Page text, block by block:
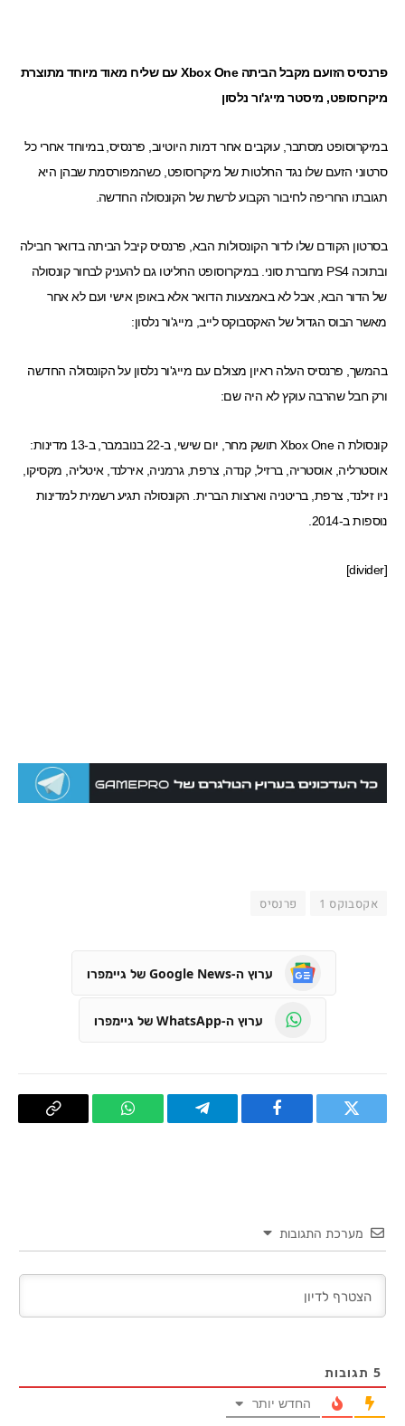
פרנסיס הזועם מקבל הביתה Xbox One עם שליח מאוד מיוחד מתוצרת
מיקרוסופט, מיסטר מייג'ור נלסון
במיקרוסופט מסתבר, עוקבים אחר דמות היוטיוב, פרנסיס, במיוחד אחרי כל
סרטוני הזעם שלו נגד החלטות של מיקרוסופט, כשהמפורסמתשבהן היא
תגובתו החריפה לחיבור הקבוע לרשת של הקונסולה החדשה.
בסרטון הקודם שלו לדור הקונסולות הבא, פרנסיס קיבל הביתה בדואר חבילה
ובתוכה PS4 מחברת סוני. במיקרוסופט החליטו גם להעניק לבחור קונסולה
של הדור הבא, אבל לא באמצעות הדואר אלא באופן אישי ועם לא אחר
מאשר הבוס הגדול של האקסבוקס לייב, מייג'ור נלסון:
בהמשך, פרנסיס העלה ראיון מצולם עם מייג'ור נלסון על הקונסולה החדשה
ורק חבל שהרבה עוקץ לא היה שם:
קונסולת הXbox Oneתושק מחר, יום שישי, ב-22 בנובמבר
, ב-13 מדינות:
אוסטרליה, אוסטריה, ברזיל, קנדה, צרפת, גרמניה, אירלנד, איטליה, מקסיקו,
ניו זילנד, צרפת, בריטניה וארצות הברית. הקונסולה תגיע רשמית למדינות
נוספות ב-2014.
[divider]
אקסבוקס 1 פרנסיס
ערוץ ה-Google News של גיימפרו
ערוץ ה-WhatsApp של גיימפרו
טוויטר פייסבוק Telegram
WhatsApp העתק
מערכת התגובות
5 תגובות
החדש יותר